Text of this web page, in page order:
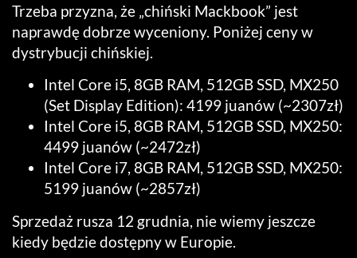
Trzeba przyzna, że „chiński Mackbook” jest
naprawdę dobrze wyceniony. Poniżej ceny w
dystrybucji chińskiej.
Intel Core i5, 8GB RAM, 512GB SSD, MX250
(Set Display Edition): 4199 juanów (~2307zł)
Intel Core i5, 8GB RAM, 512GB SSD, MX250:
4499 juanów (~2472zł)
Intel Core i7, 8GB RAM, 512GB SSD, MX250:
5199 juanów (~2857zł)
Sprzedaż rusza 12 grudnia, nie wiemy jeszcze
kiedy będzie dostępny w Europie.